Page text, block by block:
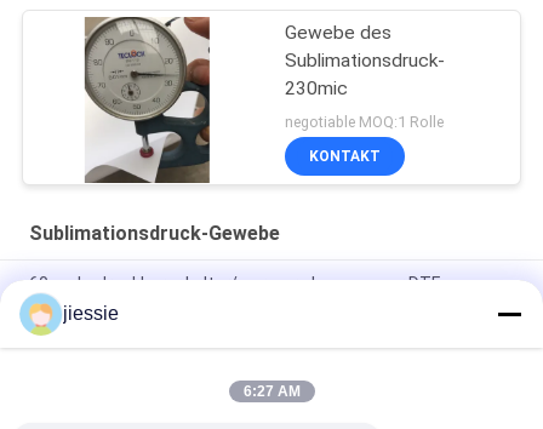
Gewebe des
Sublimationsdruck-
230mic
negotiable MOQ:1 Rolle
KONTAKT
Sublimationsdruck-Gewebe
60cm bedruckbarer kalter/warmer abgezogener DTF-
HAUSTIER Filmstreifen für Wärmeübertragung
Bedruckbarer Swimmingpool lichtdurchlässiger PVC-
jiessie
6:27 AM